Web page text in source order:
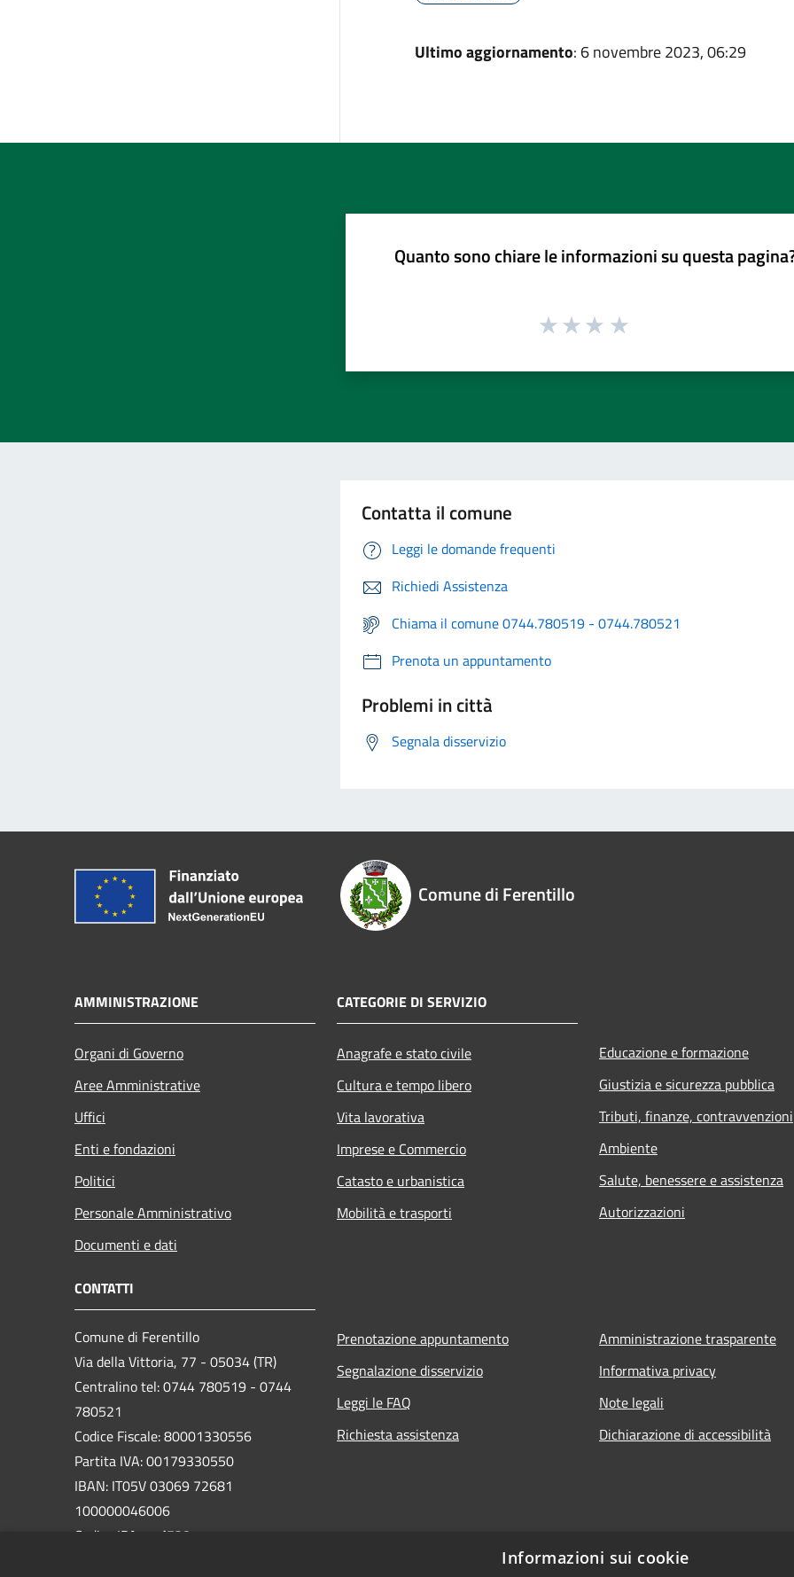
Ultimo aggiornamento: 6 novembre 2023, 06:29
Quanto sono chiare le informazioni su questa
Contatta il comune
Leggi le domande frequenti
Richiedi Assistenza
Chiama il comune 0744.780519 - 0744.780521
Prenota un appuntamento
Problemi in città
Segnala disservizio
Comune di Ferentillo
AMMINISTRAZIONE
Organi di Governo
Aree Amministrative
Uffici
Enti e fondazioni
Politici
Personale Amministrativo
Documenti e dati
CATEGORIE DI SERVIZIO
Anagrafe e stato civile
Cultura e tempo libero
Vita lavorativa
Imprese e Commercio
Catasto e urbanistica
Mobilità e trasporti
Educazione e formazione
Giustizia e sicurezza pubblica
Tributi, finanze, contravvenzioni
Ambiente
Salute, benessere e assistenza
Autorizzazioni
CONTATTI
Comune di Ferentillo
Via della Vittoria, 77 - 05034 (TR)
Centralino tel: 0744 780519 - 0744
780521
Codice Fiscale: 80001330556
Partita IVA: 00179330550
IBAN: IT05V 03069 72681
100000046006
Codice IPA:
c_d538
Prenotazione appuntamento
Segnalazione disservizio
Leggi le FAQ
Richiesta assistenza
Amministrazione trasparente
Informativa privacy
Note legali
Dichiarazione di accessibilità
Informazioni sui cookie